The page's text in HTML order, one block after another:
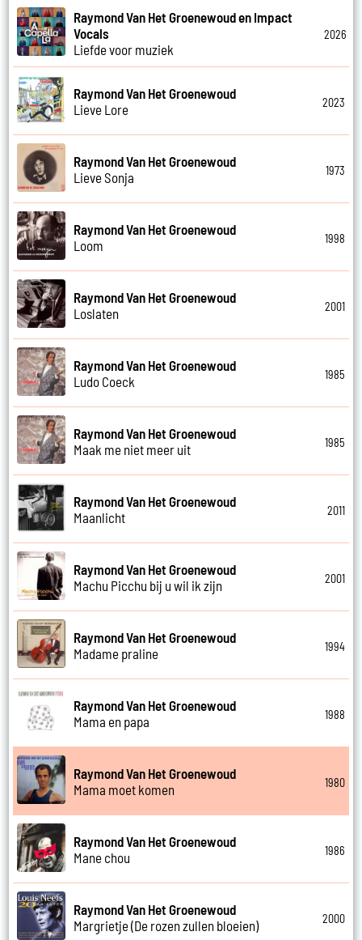
Raymond Van Het Groenewoud en Impact
Vocals
Liefde voor muziek
2026
Raymond Van Het Groenewoud
Lieve Lore
2023
Raymond Van Het Groenewoud
Lieve Sonja
1973
Raymond Van Het Groenewoud
Loom
1998
Raymond Van Het Groenewoud
Loslaten
2001
Raymond Van Het Groenewoud
Ludo Coeck
1985
Raymond Van Het Groenewoud
Maak me niet meer uit
1985
Raymond Van Het Groenewoud
Maanlicht
2011
Raymond Van Het Groenewoud
Machu Picchu bij u wil ik zijn
2001
Raymond Van Het Groenewoud
Madame praline
1994
Raymond Van Het Groenewoud
Mama en papa
1988
Raymond Van Het Groenewoud
Mama moet komen
1980
Raymond Van Het Groenewoud
Mane chou
1986
Raymond Van Het Groenewoud
Margrietje (De rozen zullen bloeien)
2000